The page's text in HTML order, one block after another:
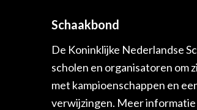
Schaakbond
De Koninklijke Nederlandse
scholen en organisatoren om
met kampioenschappen en
verwijzingen. Meer informatie